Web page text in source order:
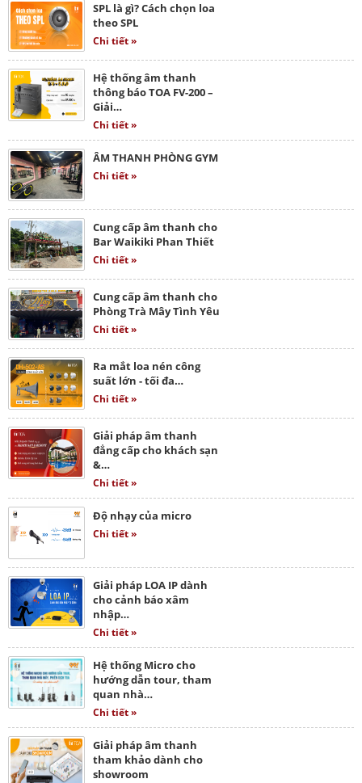
SPL là gì? Cách chọn loa
theo SPL
Chi tiết »
Hệ thống âm thanh
thông báo TOA FV-200 –
Giải…
Chi tiết »
ÂM THANH PHÒNG GYM
Chi tiết »
Cung cấp âm thanh cho
Bar Waikiki Phan Thiết
Chi tiết »
Cung cấp âm thanh cho
Phòng Trà Mây Tình Yêu
Chi tiết »
Ra mắt loa nén công
suất lớn - tối đa…
Chi tiết »
Giải pháp âm thanh
đẳng cấp cho khách sạn
&…
Chi tiết »
Độ nhạy của micro
Chi tiết »
Giải pháp LOA IP dành
cho cảnh báo xâm
nhập…
Chi tiết »
Hệ thống Micro cho
hướng dẫn tour, tham
quan nhà…
Chi tiết »
Giải pháp âm thanh
tham khảo dành cho
showroom